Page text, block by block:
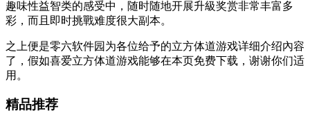
趣味性益智类的感受中，随时随地开展升級奖赏非常丰富多
彩，而且即时挑戰难度很大副本。
之上便是零六软件园为各位给予的立方体道游戏详细介绍內容
了，假如喜爱立方体道游戏能够在本页免费下载，谢谢你们适
用。
精品推荐